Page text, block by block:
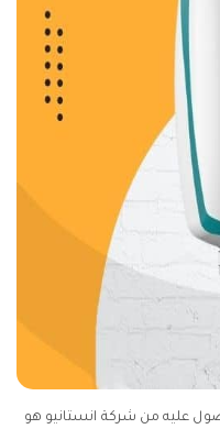
عليه من شركة انستانيو هو